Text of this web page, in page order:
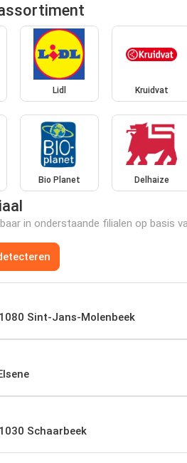
Lidl Kruidvat
Bio Planet Delhaize
in onderstaande filialen op basis
Sint-Jans-Molenbeek
Schaarbeek